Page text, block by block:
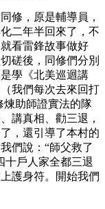
修，原是輔導員，
二年半回來了，不
看雷鋒故事做好
磋後，同修們分別
學《北美巡迴講
我們每次去來回打
煉助師證實法的隊
講真相、勸三退，
，還引導了本村的
們說：“師父救了
十戶人家全都三退
護身符。開始我們